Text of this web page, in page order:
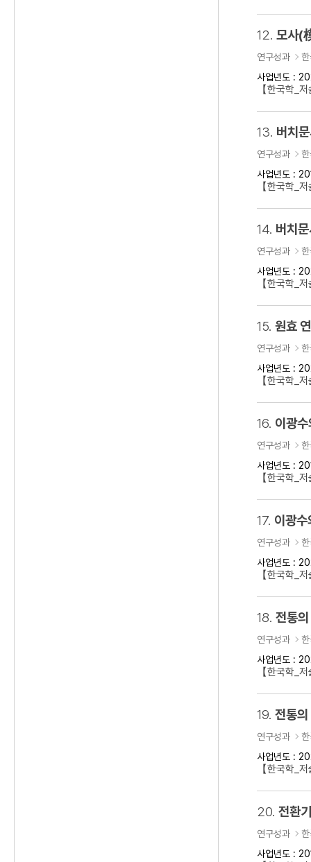
12. 모사(
연구성과
사업년도 :
【한국학_
13. 버치
연구성과
사업년도 :
【한국학_
14. 버치
연구성과
사업년도 :
【한국학_
15. 원효
연구성과
사업년도 :
【한국학_
16. 이광
연구성과
사업년도 :
【한국학_
17. 이광
연구성과
사업년도 :
【한국학_
18. 전통
연구성과
사업년도 :
【한국학_
19. 전통
연구성과
사업년도 :
【한국학_
20. 전환
연구성과
사업년도 :